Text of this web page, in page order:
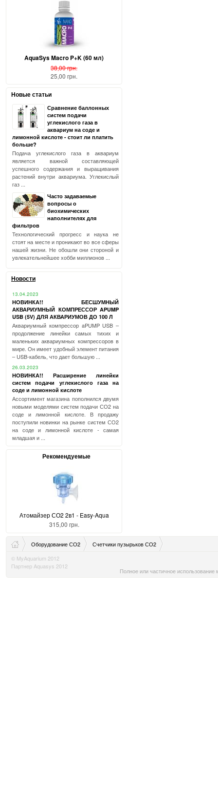
AquaSys Macro P+K (60 мл)
38,00 грн.
25,00 грн.
Новые статьи
Сравнение баллонных
систем подачи
углекислого газа в
аквариум на соде и
лимонной кислоте - стоит ли платить
больше?
Подача углекислого газа в аквариум
является важной составляющей
успешного содержания и выращивания
растений внутри аквариума. Углекислый
газ ...
Часто задаваемые
вопросы о
биохимических
наполнителях для
фильтров
Технологический прогресс и наука не
стоят на месте и проникают во все сферы
нашей жизни. Не обошли они стороной и
увлекательнейшее хобби миллионов ...
Новости
13.04.2023
НОВИНКА!! БЕСШУМНЫЙ
АКВАРИУМНЫЙ КОМПРЕССОР APUMP
USB (5V) ДЛЯ АКВАРИУМОВ ДО 100 Л
Аквариумный компрессор aPUMP USB –
продолжение линейки самых тихих и
маленьких аквариумных компрессоров в
мире. Он имеет удобный элемент питания
– USB-кабель, что дает большую ...
26.03.2023
НОВИНКА!! Расширение линейки
систем подачи углекислого газа на
соде и лимонной кислоте
Ассортимент магазина пополнился двумя
новыми моделями систем подачи СО2 на
соде и лимонной кислоте. В продажу
поступили новинки на рынке систем СО2
на соде и лимонной кислоте - самая
младшая и ...
Рекомендуемые
Атомайзер СО2 2в1 - Easy-Aqua
315,00 грн.
Оборудование СО2
Счетчики пузырьков СО2
© MyAquarium 2012
Партнер Aquasys 2012
Полное или частичное